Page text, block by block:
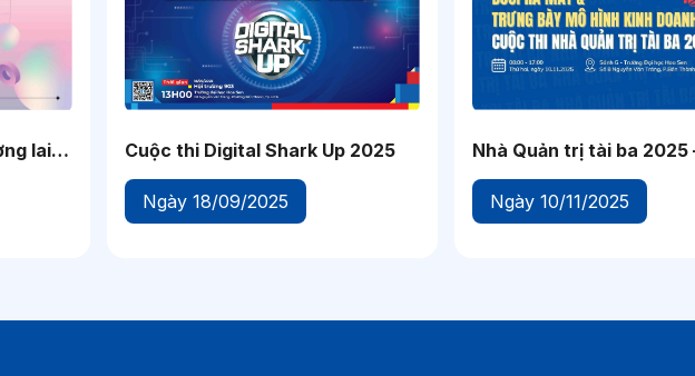
lai
Cuộc thi Digital Shark Up 2025
Ngày 18/09/2025
Nhà Quản trị tài ba 2025
Ngày 10/11/2025